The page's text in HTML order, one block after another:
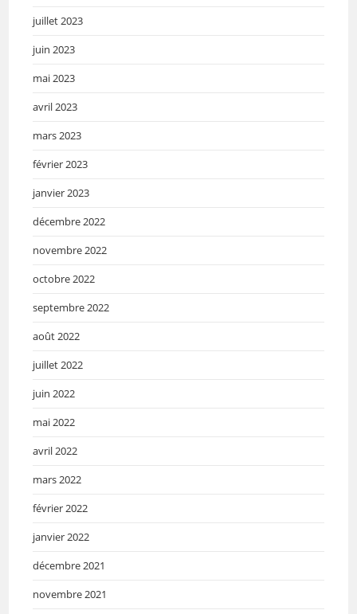
juillet 2023
juin 2023
mai 2023
avril 2023
mars 2023
février 2023
janvier 2023
décembre 2022
novembre 2022
octobre 2022
septembre 2022
août 2022
juillet 2022
juin 2022
mai 2022
avril 2022
mars 2022
février 2022
janvier 2022
décembre 2021
novembre 2021